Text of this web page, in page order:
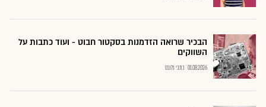
הבכיר שרואה הזדמנות בסקטור חבוט - ועוד כתבות על
השווקים
01.08.2026 כתבי גלובס